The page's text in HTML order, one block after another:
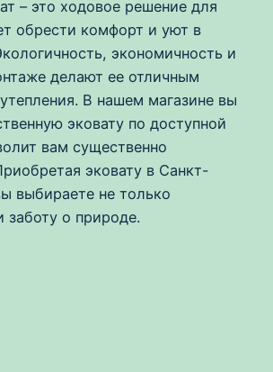
– это ходовое решение для
обрести комфорт и уют в
экономичность и
делают ее отличным
В нашем магазине вы
эковату по доступной
вам существенно
эковату в Санкт-
выбираете не только
заботу о природе.